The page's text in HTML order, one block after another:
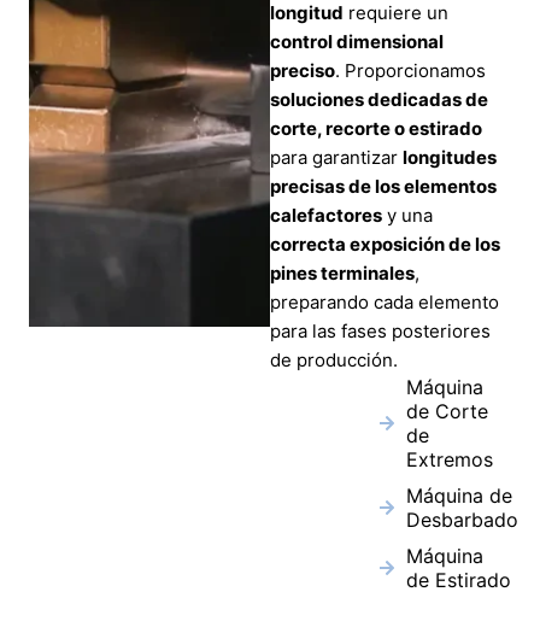
longitud requiere un
control dimensional
preciso. Proporcionamos
soluciones dedicadas de
corte, recorte o estirado
para garantizar longitudes
precisas de los elementos
calefactores y una
correcta exposición de los
pines terminales,
preparando cada elemento
para las fases posteriores
de producción.
Máquina
de Corte
de
Extremos
Máquina de
Desbarbado
Máquina
de Estirado